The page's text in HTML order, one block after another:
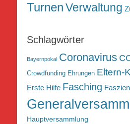
TurnenVerwaltung
Schlagwörter
Bayernpokal Coronavirus
Crowdfunding Ehrungen Eltern-
Erste Hilfe Fasching Faszien
Hauptversammlung